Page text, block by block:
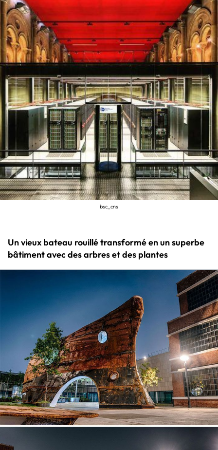
bsc_cns
Un vieux bateau rouillé transformé en un superbe
bâtiment avec des arbres et des plantes